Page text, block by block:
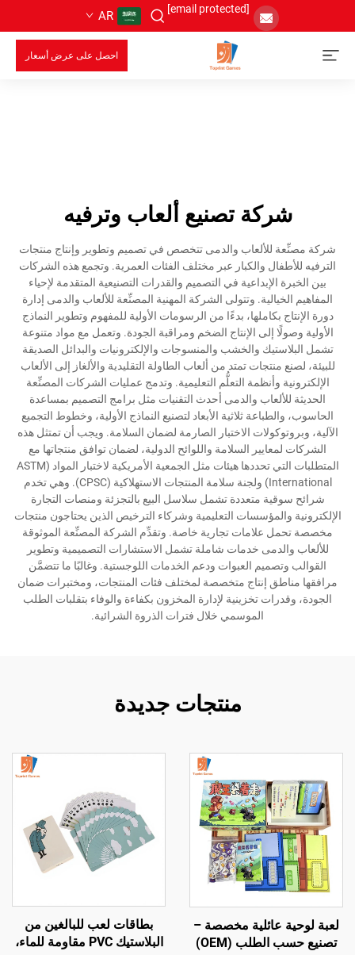
[email protected]
AR
احصل على عرض أسعار
شركة تصنيع ألعاب وترفيه
شركة مصنِّعة للألعاب والدمى تتخصص في تصميم وتطوير وإنتاج منتجات
الترفيه للأطفال والكبار عبر مختلف الفئات العمرية. وتجمع هذه الشركات
بين الخبرة الإبداعية في التصميم والقدرات التصنيعية المتقدمة لإحياء
المفاهيم الخيالية. وتتولى الشركة المهنية المصنِّعة للألعاب والدمى إدارة
دورة الإنتاج بكاملها، بدءًا من الرسومات الأولية للمفهوم وتطوير النماذج
الأولية وصولًا إلى الإنتاج الضخم ومراقبة الجودة. وتعمل مع مواد متنوعة
تشمل البلاستيك والخشب والمنسوجات والإلكترونيات والبدائل الصديقة
للبيئة، لصنع منتجات تمتد من ألعاب الطاولة التقليدية والألغاز إلى الألعاب
الإلكترونية وأنظمة التعلُّم التعليمية. وتدمج عمليات الشركات المصنِّعة
الحديثة للألعاب والدمى أحدث التقنيات مثل برامج التصميم بمساعدة
الحاسوب، والطباعة ثلاثية الأبعاد لتصنيع النماذج الأولية، وخطوط التجميع
الآلية، وبروتوكولات الاختبار الصارمة لضمان السلامة. ويجب أن تمتثل هذه
الشركات لمعايير السلامة واللوائح الدولية، لضمان توافق منتجاتها مع
المتطلبات التي تحددها هيئات مثل الجمعية الأمريكية لاختبار المواد (ASTM
International) ولجنة سلامة المنتجات الاستهلاكية (CPSC). وهي تخدم
شرائح سوقية متعددة تشمل سلاسل البيع بالتجزئة ومنصات التجارة
الإلكترونية والمؤسسات التعليمية وشركاء الترخيص الذين يحتاجون منتجات
مخصصة تحمل علامات تجارية خاصة. وتقدِّم الشركة المصنِّعة الموثوقة
للألعاب والدمى خدمات شاملة تشمل الاستشارات التصميمية وتطوير
القوالب وتصميم العبوات ودعم الخدمات اللوجستية. وغالبًا ما تتضمَّن
مرافقها مناطق إنتاج متخصصة لمختلف فئات المنتجات، ومختبرات ضمان
الجودة، وقدرات تخزينية لإدارة المخزون بكفاءة والوفاء بتقلبات الطلب
الموسمي خلال فترات الذروة الشرائية.
منتجات جديدة
لعبة لوحية عائلية مخصصة –
تصنيع حسب الطلب (OEM)
بطاقات لعب للبالغين من
البلاستيك PVC مقاومة للماء،